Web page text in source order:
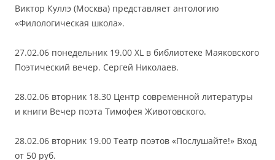
Виктор Куллэ (Москва) представляет антологию
«Филологическая школа».
27.02.06 понедельник 19.00 XL в библиотеке Маяковского
Поэтический вечер. Сергей Николаев.
28.02.06 вторник 18.30 Центр современной литературы
и книги Вечер поэта Тимофея Животовского.
28.02.06 вторник 19.00 Театр поэтов «Послушайте!» Вход
от 50 руб.